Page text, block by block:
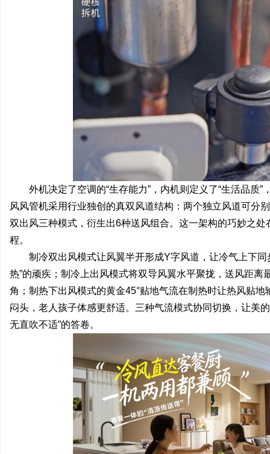
外机决定了空调的“生存能力”，内机则定义了“生活品质
风风管机采用行业独创的真双风道结构：两个独立风道可分
双出风三种模式，衍生出6种送风组合。这一架构的巧妙之
程。
制冷双出风模式让风翼半开形成Y字风道，让冷气上下
热”的顽疾；制冷上出风模式将双导风翼水平聚拢，送风距
角；制热下出风模式的黄金45°贴地气流在制热时让热风贴
闷头，老人孩子体感更舒适。三种气流模式协同切换，让美
无直吹不适”的答卷。